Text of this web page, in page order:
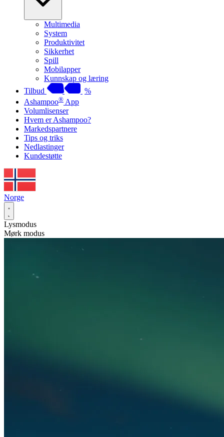
Multimedia
System
Produktivitet
Sikkerhet
Spill
Mobilapper
Kunnskap og læring
Tilbud
%
Ashampoo® App
Volumlisenser
Hvem er Ashampoo?
Markedspartnere
Tips og triks
Nedlastinger
Kundestøtte
Norge
Lysmodus
Mørk modus